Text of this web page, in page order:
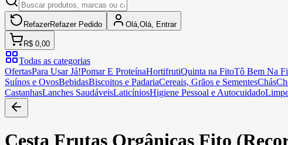
RefazerRefazer Pedido Olá, Olá, Entrar
R$ 0,00
Todas as categorias
OfertasPara Usar Já!Pomar E ProteínaHortifrutiQuinta na FitoTô Bem Na
Suínos e OvosBebidasBiscoitos e PadariaCereais, Grãos e SementesChás
CastanhasLanches SaudáveisLaticíniosHigiene Pessoal e Autocuidado
Cesta Frutas Orgânicas Fito